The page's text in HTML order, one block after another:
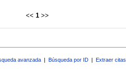
<< 1>>
avanzada | Búsqueda por ID | Extraer citas